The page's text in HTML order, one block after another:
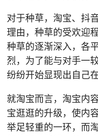
对于种草，淘宝、抖
理由，种草的受欢迎
种草的逐渐深入，各
烈，为了能与对手一
纷纷开始显现出自己
就淘宝而言，淘宝内
宝逛逛的升级，使内
举足轻重的一环，而